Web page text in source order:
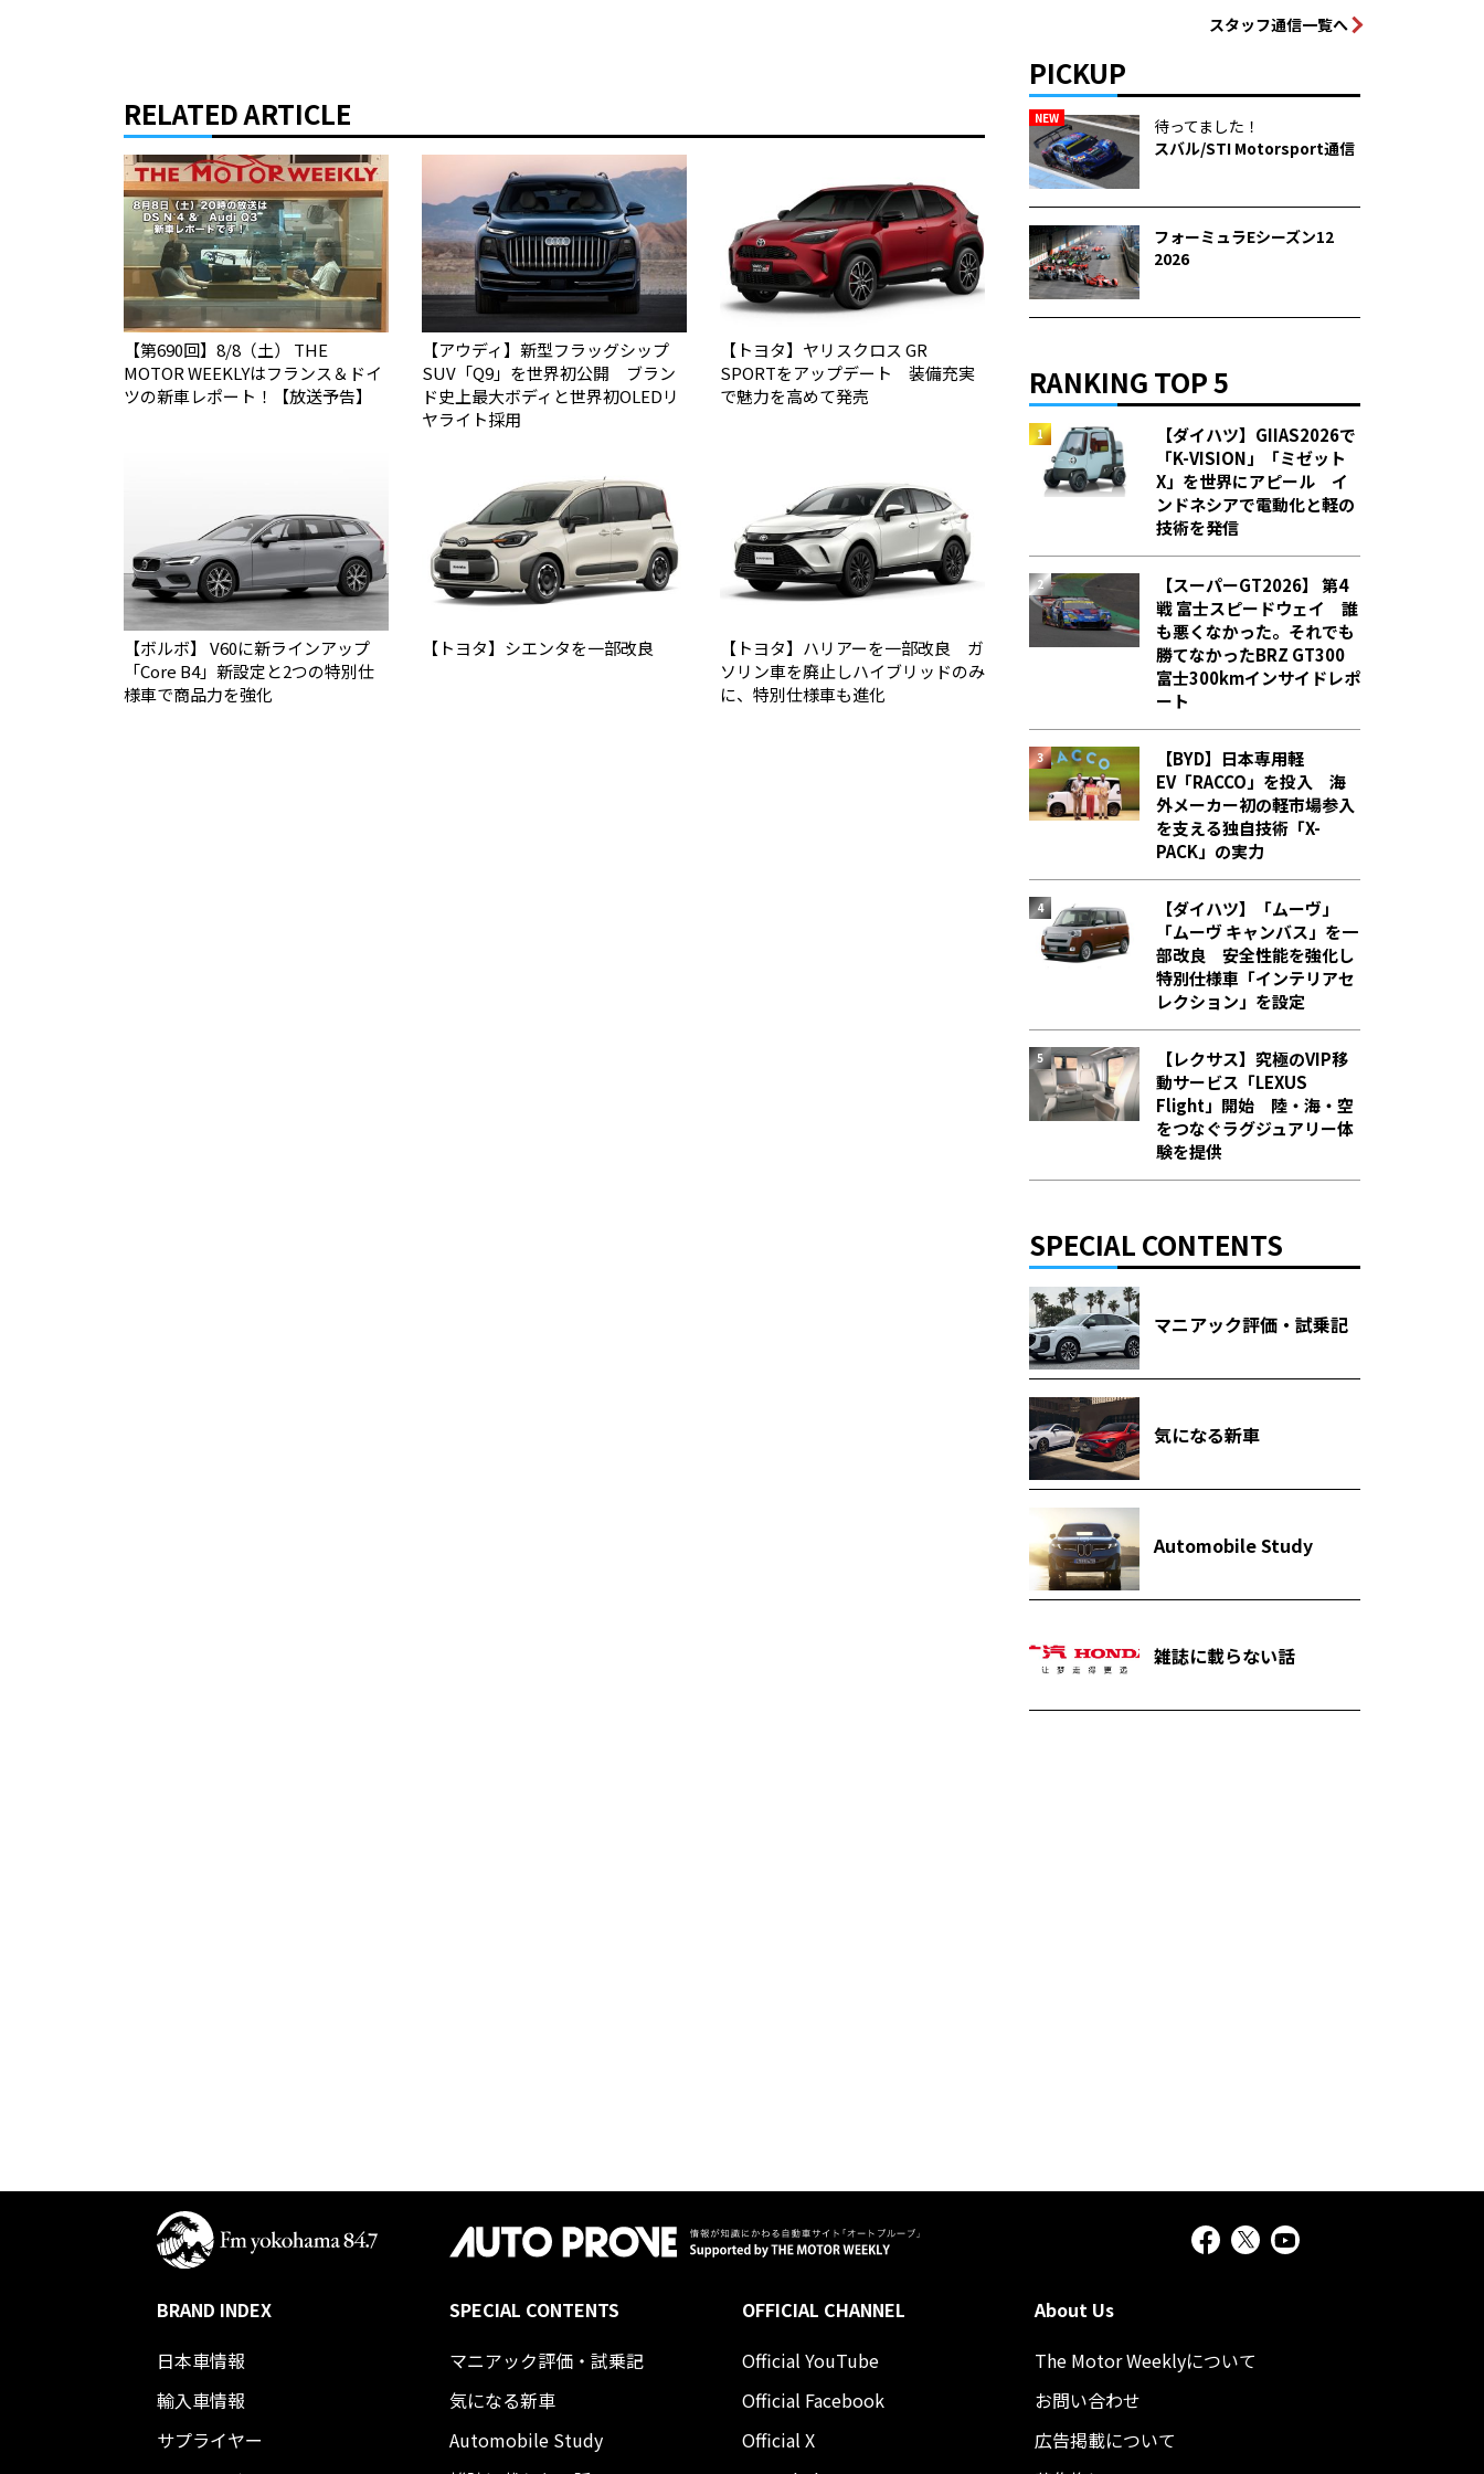
RELATED ARTICLE
【第690回】8/8（土） THE
MOTOR WEEKLYはフランス＆ドイ
ツの新車レポート！【放送予告】
【アウディ】新型フラッグシップ
SUV「Q9」を世界初公開 ブラン
ド史上最大ボディと世界初OLEDリ
ヤライト採用
【トヨタ】ヤリスクロス GR
SPORTをアップデート 装備充実
で魅力を高めて発売
【ボルボ】 V60に新ラインアップ
「Core B4」新設定と2つの特別仕
様車で商品力を強化
【トヨタ】シエンタを一部改良
【トヨタ】ハリアーを一部改良 ガ
ソリン車を廃止しハイブリッドのみ
に、特別仕様車も進化
スタッフ通信一覧へ
PICKUP
NEW
待ってました！
スバル/STI Motorsport通信
フォーミュラEシーズン12
2026
RANKING TOP 5
【ダイハツ】GIIAS2026で
「K-VISION」「ミゼット
X」を世界にアピール イ
ンドネシアで電動化と軽の
技術を発信
【スーパーGT2026】 第4
戦 富士スピードウェイ 誰
も悪くなかった。それでも
勝てなかった――BRZ GT300
富士300kmインサイドレポ
ート
【BYD】日本専用軽
EV「RACCO」を投入 海
外メーカー初の軽市場参入
を支える独自技術「X-
PACK」の実力
【ダイハツ】「ムーヴ」
「ムーヴ キャンバス」を一
部改良 安全性能を強化し
特別仕様車「インテリアセ
レクション」を設定
【レクサス】究極のVIP移
動サービス「LEXUS
Flight」開始 陸・海・空
をつなぐラグジュアリー体
験を提供
SPECIAL CONTENTS
マニアック評価・試乗記
気になる新車
Automobile Study
雑誌に載らない話
BRAND INDEX
日本車情報​
輸入車情報
サプライヤー
SPECIAL CONTENTS
マニアック評価・試乗記
気になる新車
Automobile Study
OFFICIAL CHANNEL
Official YouTube
Official Facebook
Official X
About Us
The Motor Weeklyについて
お問い合わせ
広告掲載について